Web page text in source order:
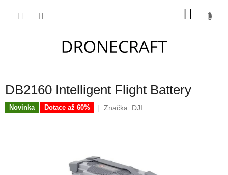
DB2160 Intelligent Flight Battery
Novinka Dotace až 60% Značka: DJI